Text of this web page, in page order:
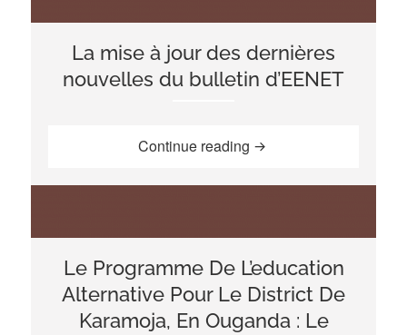
La mise à jour des dernières
nouvelles du bulletin d’EENET
Continue reading “La mise à jour des
Le Programme De L’education
Alternative Pour Le District De
Karamoja, En Ouganda : Le